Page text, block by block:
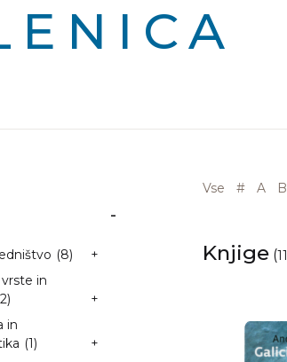
-
(8)
+
in
+
in
(1) +
Vse # A B
Knjige (11